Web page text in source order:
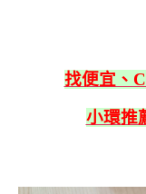
找便宜、
小環推